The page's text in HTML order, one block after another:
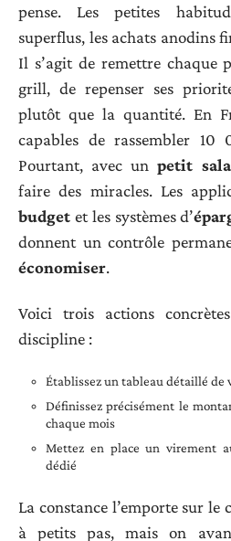
pense. Les petites
superflus, les achats anodins
Il s’agit de remettre chaque
grill, de repenser ses
plutôt que la quantité. En
capables de rassembler 10
Pourtant, avec unpetit
faire des miracles. Les
budget et les systèmes d’
donnent un contrôle
économiser.
Voici trois actions
discipline :
Établissez un tableau détaillé de
Définissez précisément le
chaque mois
Mettez en place un virement
dédié
La constance l’emporte sur le
à petits pas, mais on